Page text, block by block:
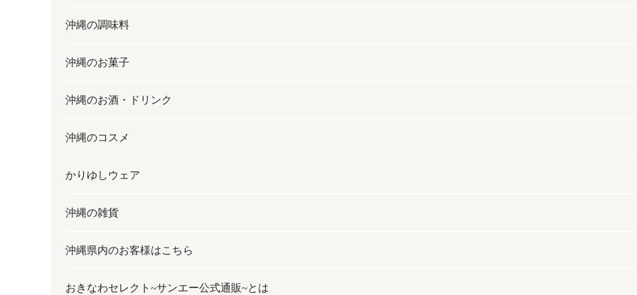
フルーツ・野菜
お肉
海産物
加工食品
缶詰／パウチ
沖縄料理
沖縄そば／乾麺
レトルト食品
乾物／粉類
沖縄の調味料
調味料
砂糖／黒砂糖
塩
お酢／ドレッシング
しょうゆ
みそ
だし／スパイス／島唐辛子
沖縄のお菓子
お菓子
黒糖
ちんすこう
伝統菓子
スナック
おつまみ
沖縄のお酒・ドリンク
お酒・ドリンク
泡盛
ビール・チューハイ
ワイン・ウィスキー・カクテル
ドリンク
沖縄のコスメ
コスメ
スキンケア
ボディケア
ヘアケア
かりゆしウェア
かりゆしウェア
メンズ
レディース
沖縄の雑貨
雑貨
沖縄ファッション
沖縄県内のお客様はこちら
おきなわセレクト~サンエー公式通販~とは